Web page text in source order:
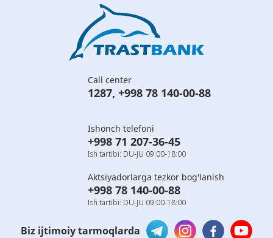
Call center
1287, +998 78 140-00-88
Ishonch telefoni
+998 71 207-36-45
Ish tartibi: DU-JU 09:00-18:00
Aktsiyadorlarga tezkor bog'lanish
+998 78 140-00-88
Ish tartibi: DU-JU 09:00-18:00
Biz ijtimoiy tarmoqlarda